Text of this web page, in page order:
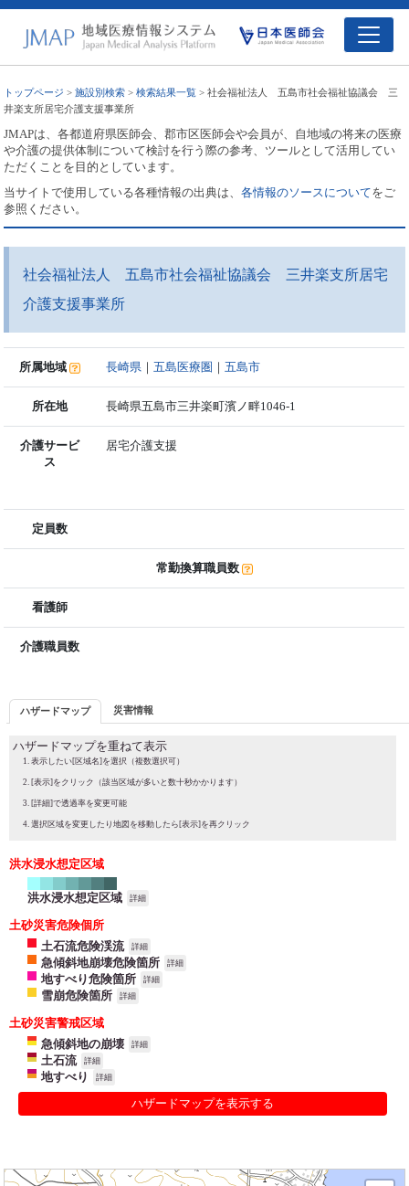
トップページ >施設別検索 >検索結果一覧 > 社会福祉法人 五島市社会福祉協議会 三
井楽支所居宅介護支援事業所
JMAPは、各都道府県医師会、郡市区医師会や会員が、自地域の将来の医療
や介護の提供体制について検討を行う際の参考、ツールとして活用してい
ただくことを目的としています。
当サイトで使用している各種情報の出典は、各情報のソースについてをご
参照ください。
社会福祉法人 五島市社会福祉協議会 三井楽支所居宅
介護支援事業所
所属地域 長崎県 ｜五島医療圏 ｜五島市
所在地 長崎県五島市三井楽町濱ノ畔1046-1
介護サービ
ス
居宅介護支援
定員数
常勤換算職員数
看護師
介護職員数
ハザードマップ 災害情報
ハザードマップを重ねて表示
表示したい[区域名]を選択（複数選択可）
[表示]をクリック（該当区域が多いと数十秒かかります）
[詳細]で透過率を変更可能
選択区域を変更したり地図を移動したら[表示]を再クリック
洪水浸水想定区域
洪水浸水想定区域 詳細
土砂災害危険個所
土石流危険渓流
詳細
急傾斜地崩壊危険箇所 詳細
地すべり危険箇所 詳細
雪崩危険箇所 詳細
土砂災害警戒区域
急傾斜地の崩壊
詳細
土石流 詳細
地すべり 詳細
ハザードマップを表示する